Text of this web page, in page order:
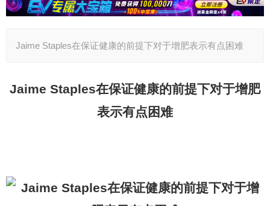
Jaime Staples在保证健康的前提下对于增肥表示有点困难
Jaime Staples在保证健康的前提下对于增肥
表示有点困难